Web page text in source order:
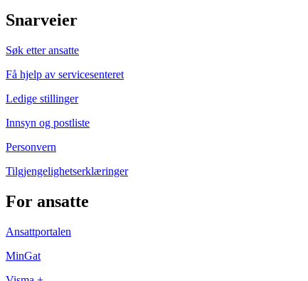
Snarveier
Søk etter ansatte
Få hjelp av servicesenteret
Ledige stillinger
Innsyn og postliste
Personvern
Tilgjengelighetserklæringer
For ansatte
Ansattportalen
MinGat